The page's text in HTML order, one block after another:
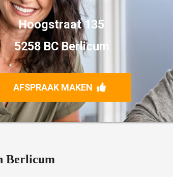
Hoogstraat 135
5258 BC Berlicum
AFSPRAAK MAKEN
Berlicum